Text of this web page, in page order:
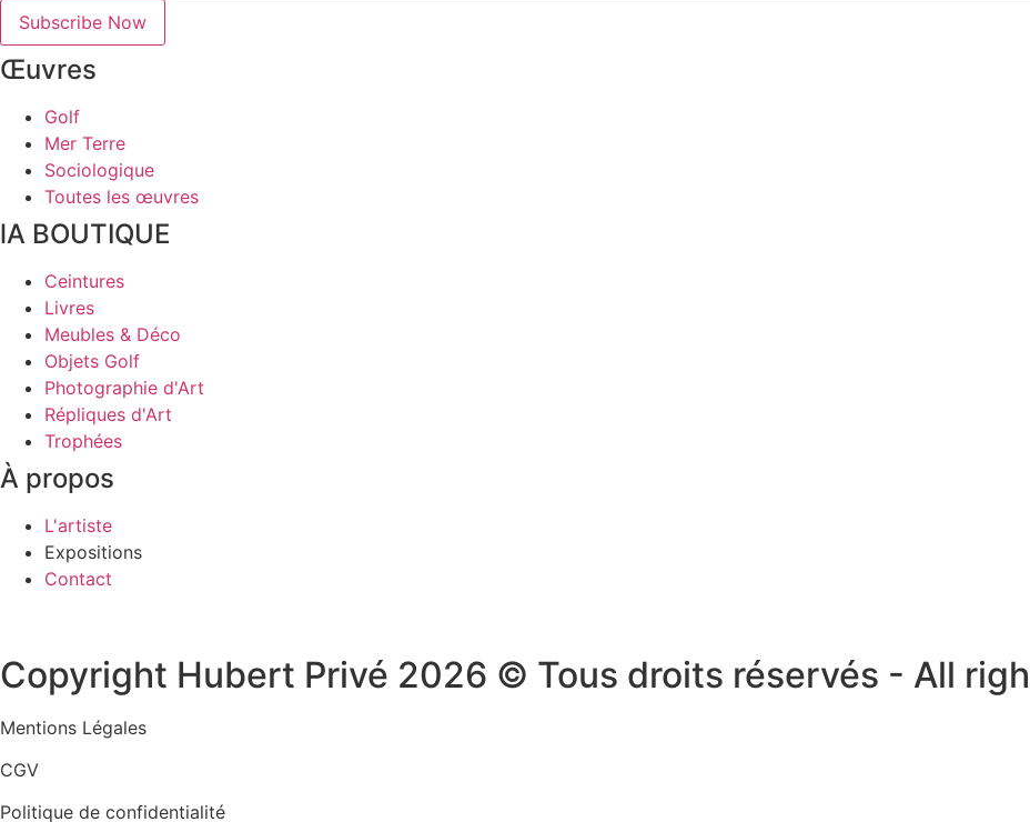
Subscribe Now
Œuvres
Golf
Mer Terre
Sociologique
Toutes les œuvres
lA BOUTIQUE
Ceintures
Livres
Meubles & Déco
Objets Golf
Photographie d'Art
Répliques d'Art
Trophées
À propos
L'artiste
Expositions
Contact
Copyright Hubert Privé 2026 © Tous droits réservés - All
Mentions Légales
CGV
Politique de confidentialité